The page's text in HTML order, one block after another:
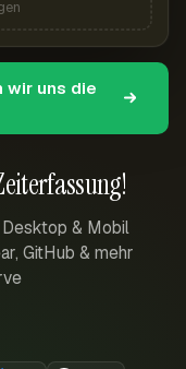
& Mobil
GitHub & mehr
wir uns die